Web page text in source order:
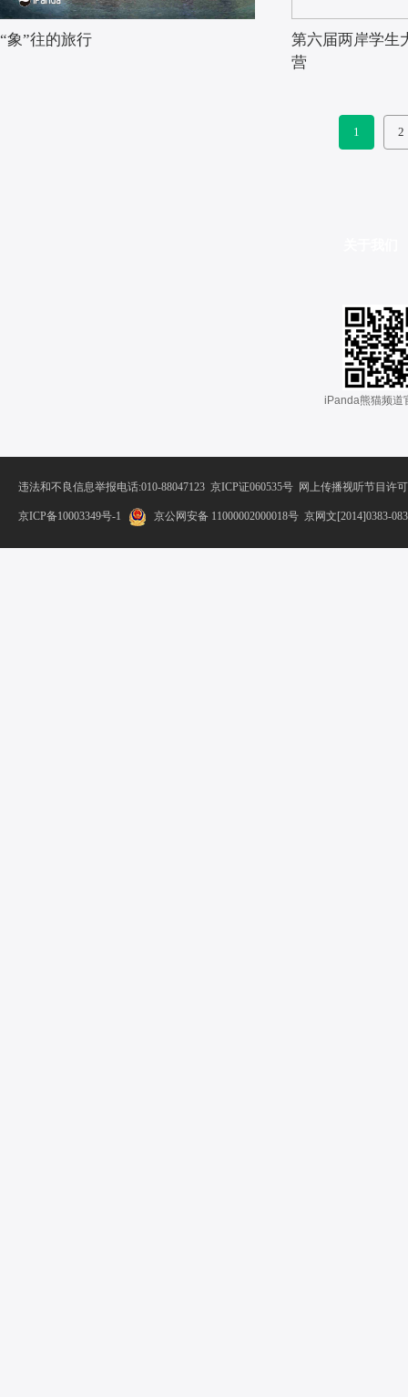
“象”往的旅行
第六届两岸学生
营
1 2
iPanda熊猫频道
违法和不良信息举报电话:010-88047123 京ICP证060535号 网上传播视听节目许
京ICP备10003349号-1 京公网安备 11000002000018号 京网文[2014]0383-